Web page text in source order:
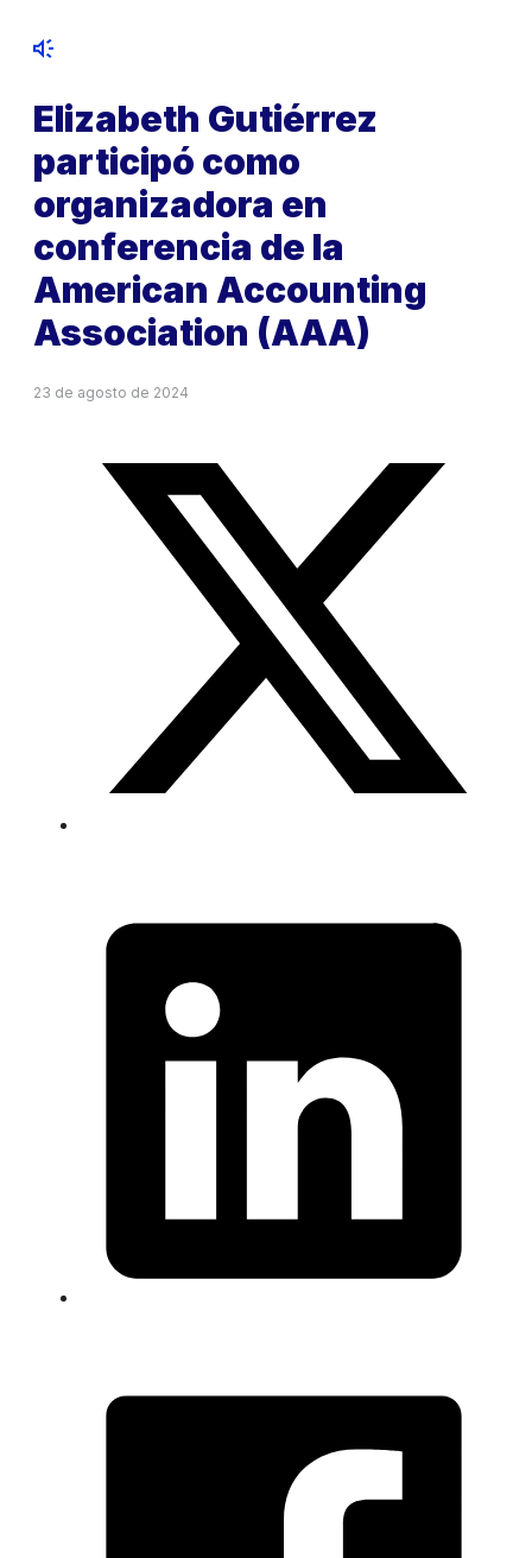
Elizabeth Gutiérrez
participó como
organizadora en
conferencia de la
American Accounting
Association (AAA)
23 de agosto de 2024